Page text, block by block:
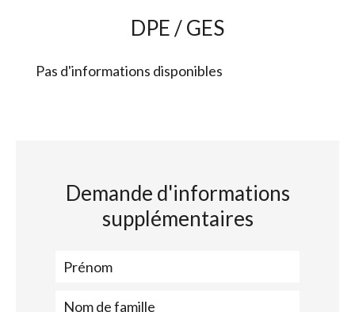
DPE / GES
Pas d'informations disponibles
Demande d'informations
supplémentaires